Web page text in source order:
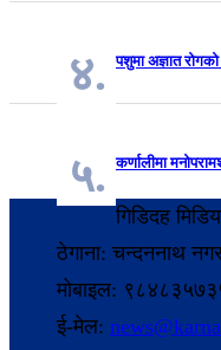
४. पशुमा अज्ञात
५. कर्णालीमा
गिडिदह
ठेगाना: चन्दननाथ
मोबाइल:
ई-मेल: